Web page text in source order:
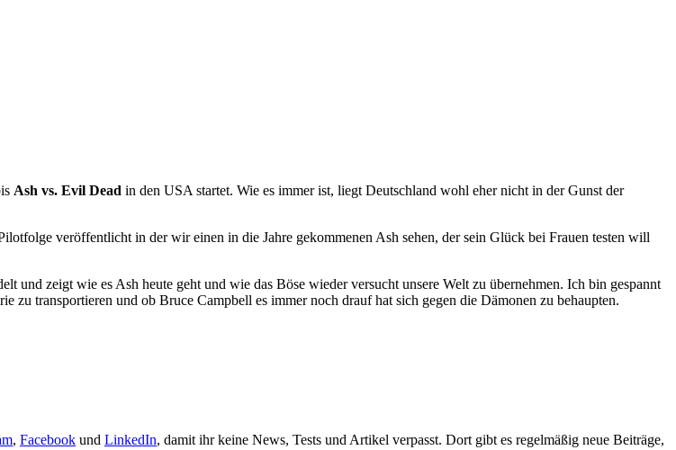
Ash vs. Evil Dead in den USA startet. Wie es immer ist, liegt Deutschland wohl eher nicht in der Gunst der
veröffentlicht in der wir einen in die Jahre gekommenen Ash sehen, der sein Glück bei Frauen testen will
und zeigt wie es Ash heute geht und wie das Böse wieder versucht unsere Welt zu übernehmen. Ich bin gespannt
transportieren und ob Bruce Campbell es immer noch drauf hat sich gegen die Dämonen zu behaupten.
, Facebook und LinkedIn, damit ihr keine News, Tests und Artikel verpasst. Dort gibt es regelmäßig neue Beiträge,